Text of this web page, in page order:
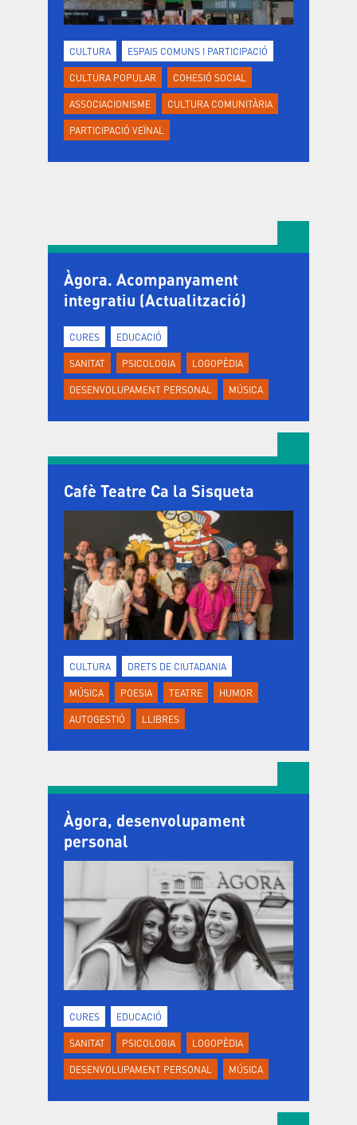
CULTURA ESPAIS COMUNS I PARTICIPACIÓ
CULTURA POPULAR COHESIÓ SOCIAL
ASSOCIACIONISME CULTURA COMUNITÀRIA
PARTICIPACIÓ VEÏNAL
Àgora. Acompanyament
integratiu (Actualització)
CURES EDUCACIÓ
SANITAT PSICOLOGIA LOGOPÈDIA
DESENVOLUPAMENT PERSONAL MÚSICA
Cafè Teatre Ca la Sisqueta
CULTURA DRETS DE CIUTADANIA
MÚSICA POESIA TEATRE HUMOR
AUTOGESTIÓ LLIBRES
Àgora, desenvolupament
personal
CURES EDUCACIÓ
SANITAT PSICOLOGIA LOGOPÈDIA
DESENVOLUPAMENT PERSONAL MÚSICA